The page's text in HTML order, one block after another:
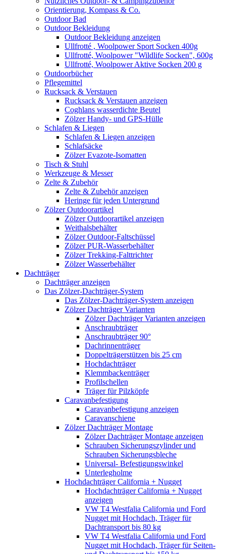
Orientierung, Kompass & Co.
Outdoor Bad
Outdoor Bekleidung
Outdoor Bekleidung anzeigen
Ullfrotté , Woolpower Sport Socken 400g
Ullfrotté, Woolpower "Wildlife Socken", 600g
Ullfrotté, Woolpower Aktive Socken 200 g
Outdoorbücher
Pflegemittel
Rucksack & Verstauen
Rucksack & Verstauen anzeigen
Coghlans wasserdichte Beutel
Zölzer Handy- und GPS-Hülle
Schlafen & Liegen
Schlafen & Liegen anzeigen
Schlafsäcke
Zölzer Evazote-Isomatten
Tisch & Stuhl
Werkzeuge & Messer
Zelte & Zubehör
Zelte & Zubehör anzeigen
Heringe für jeden Untergrund
Zölzer Outdoorartikel
Zölzer Outdoorartikel anzeigen
Weithalsbehälter
Zölzer Outdoor-Faltschüssel
Zölzer PUR-Wasserbehälter
Zölzer Trekking-Falttrichter
Zölzer Wasserbehälter
Dachträger
Dachträger anzeigen
Das Zölzer-Dachträger-System
Das Zölzer-Dachträger-System anzeigen
Zölzer Dachträger Varianten
Zölzer Dachträger Varianten anzeigen
Anschraubträger
Anschraubträger 90°
Dachrinnenträger
Doppelträgerstützen bis 25 cm
Hochdachträger
Klemmbackenträger
Profilschellen
Träger für Pilzköpfe
Caravanbefestigung
Caravanbefestigung anzeigen
Caravanschiene
Zölzer Dachträger Montage
Zölzer Dachträger Montage anzeigen
Schrauben Sicherungszylinder und
Schrauben Sicherungsbleche
Universal- Befestigungswinkel
Unterlegholme
Hochdachträger California + Nugget
Hochdachträger California + Nugget
anzeigen
VW T4 Westfalia California und Ford
Nugget mit Hochdach, Träger für
Dachtransport bis 80 kg
VW T4 Westfalia California und Ford
Nugget mit Hochdach, Träger für Seiten-